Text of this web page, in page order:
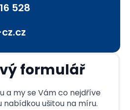
528
formulář
a my se Vám co nejdříve
nabídkou ušitou na míru.